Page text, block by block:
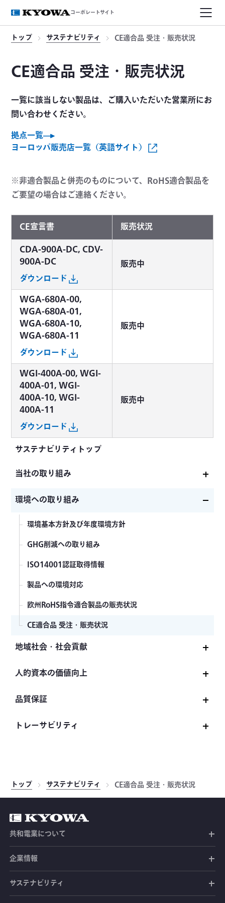
コーポレートサイト
トップ サステナビリティ CE適合品 受注・販売状況
CE適合品 受注・販売状況
一覧に該当しない製品は、ご購入いただいた営業所にお
問い合わせください。
拠点一覧
ヨーロッパ販売店一覧（英語サイト）
※非適合製品と併売のものについて、RoHS適合製品を
ご要望の場合はご連絡ください。
CE宣言書
販売状況
CDA-900A-DC, CDV-
900A-DC
ダウンロード
販売中
WGA-680A-00,
WGA-680A-01,
WGA-680A-10,
WGA-680A-11
ダウンロード
販売中
WGI-400A-00, WGI-
400A-01, WGI-
400A-10, WGI-
400A-11
ダウンロード
販売中
サステナビリティトップ
当社の取り組み
サステナビリティ基本方針
サステナビリティ推進体制
共和電業グループ「企業倫理・行動基準」
当社のマテリアリティ
KYOWA Report
環境への取り組み
環境基本方針及び年度環境方針
GHG削減への取り組み
ISO14001認証取得情報
製品への環境対応
欧州RoHS指令適合製品の販売状況
CE適合品 受注・販売状況
地域社会・社会貢献
地域社会への貢献
人的資本の価値向上
人材育成方針
次世代育成支援・女性活躍支援
品質保証
品質基本方針
製品保証
トレーサビリティ
ASNITE認定
トップ サステナビリティ CE適合品 受注・販売状況
共和電業について
共和電業の未来
共和電業の事業
企業情報
社長メッセージ
サステナビリティ